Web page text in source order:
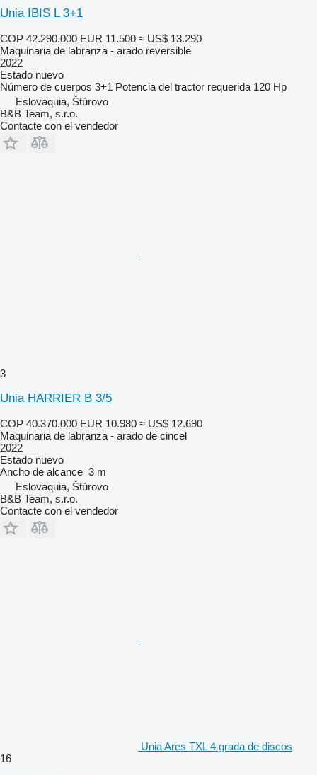
Unia IBIS L 3+1
COP 42.290.000 EUR 11.500 ≈ US$ 13.290
Maquinaria de labranza - arado reversible
2022
Estado nuevo
Número de cuerpos 3+1 Potencia del tractor requerida 120 Hp
Eslovaquia, Štúrovo
B&B Team, s.r.o.
Contacte con el vendedor
3
Unia HARRIER B 3/5
COP 40.370.000 EUR 10.980 ≈ US$ 12.690
Maquinaria de labranza - arado de cincel
2022
Estado nuevo
Ancho de alcance 3 m
Eslovaquia, Štúrovo
B&B Team, s.r.o.
Contacte con el vendedor
Unia Ares TXL 4 grada de discos
16